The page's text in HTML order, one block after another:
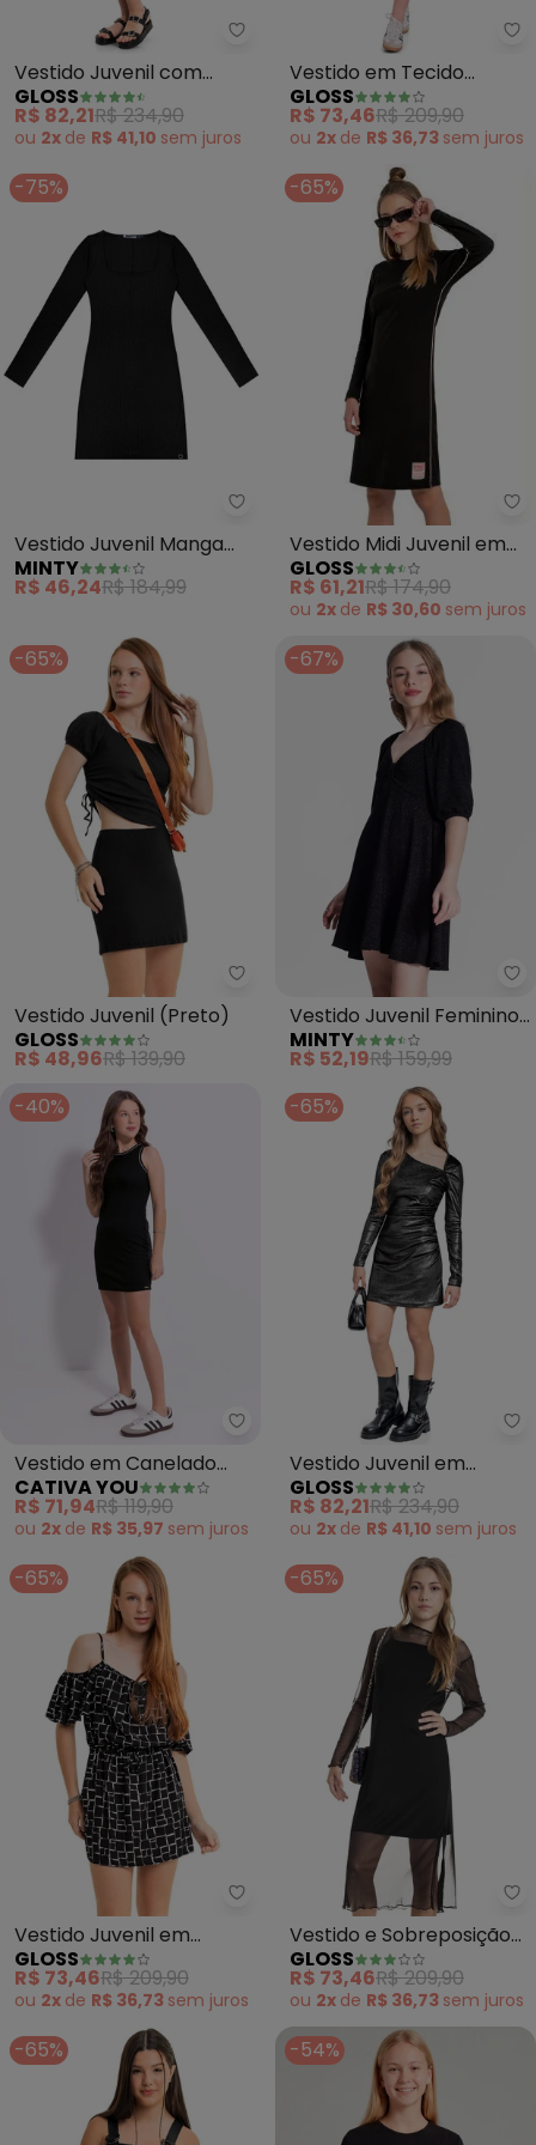
Gloss - Vestido Juvenil com
Vestido Juvenil com
Manga Bufante (Preto)
GLOSS
R$ 82,21R$ 234,90
ou 2x de R$ 41,10 sem juros
Vestido em Tecido
Juvenil (Preto)
GLOSS
R$ 73,46R$ 209,90
ou 2x de R$ 36,73 sem juros
-75%
Minty - Vestido Juvenil Manga
Vestido Juvenil Manga
Longa em Ribana (Preto)
MINTY
R$ 46,24R$ 184,99
-65%
Vestido Midi Juvenil em
Ribana (Preto)
GLOSS
R$ 61,21R$ 174,90
ou 2x de R$ 30,60 sem juros
-65%
Gloss - Vestido Juvenil (Preto)
Vestido Juvenil (Preto)
GLOSS
R$ 48,96R$ 139,90
-67%
Vestido Juvenil Feminino
em Lurex (Preto)
MINTY
R$ 52,19R$ 159,99
-40%
Cativa You - Vestido em
Vestido em Canelado
(Preto)
CATIVA YOU
R$ 71,94R$ 119,90
ou 2x de R$ 35,97 sem juros
-65%
Vestido Juvenil em
Veludo com Brilho
(Preto)
GLOSS
R$ 82,21R$ 234,90
ou 2x de R$ 41,10 sem juros
-65%
Gloss - Vestido Juvenil em
Vestido Juvenil em
Viscose Sarjada (Preto)
GLOSS
R$ 73,46R$ 209,90
ou 2x de R$ 36,73 sem juros
-65%
Vestido e Sobreposição
Midi Juvenil (Preto)
GLOSS
R$ 73,46R$ 209,90
ou 2x de R$ 36,73 sem juros
-65% -54%